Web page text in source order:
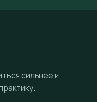
сильнее и